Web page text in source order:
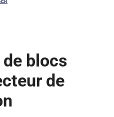
blocs
de